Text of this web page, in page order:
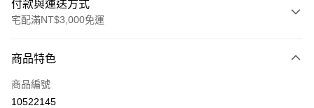
付款與運送方式
宅配滿NT$3,000免運
信用卡一次付款
信用卡分期付款
商品特色
商品編號
10522145